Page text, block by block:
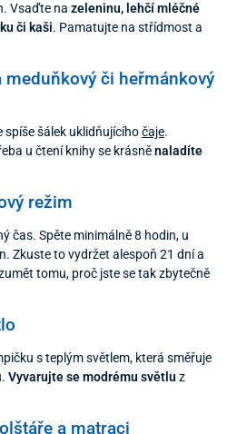
Vsaďte na zeleninu, lehčí mléčné
či kaši. Pamatujte na střídmost a
či heřmánkový
spíše šálek uklidňujícíhočaje.
u čtení knihy se krásněnaladíte
režim
čas. Spěte minimálně 8 hodin, u
Zkuste to vydržet alespoň 21 dní a
tomu, proč jste se tak zbytečně
s teplým světlem, která směřuje
Vyvarujte se modrému světlu z
a matraci